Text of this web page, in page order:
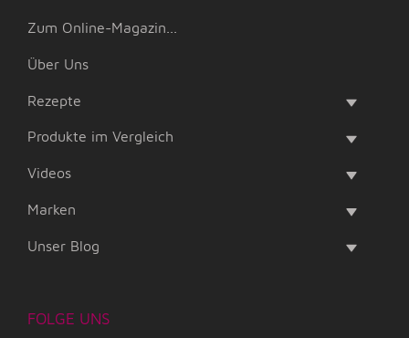
Zum Online-Magazin...
Über Uns
Rezepte
Produkte im Vergleich
Videos
Marken
Unser Blog
FOLGE UNS